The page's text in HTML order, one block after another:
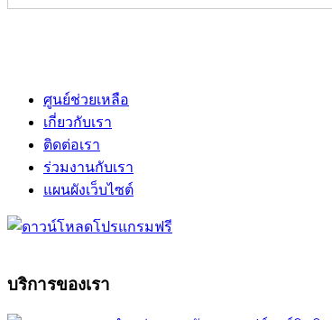
ศูนย์ช่วยเหลือ
เกี่ยวกับเรา
ติดต่อเรา
ร่วมงานกับเรา
แผนผังเว็บไซต์
บริการของเรา